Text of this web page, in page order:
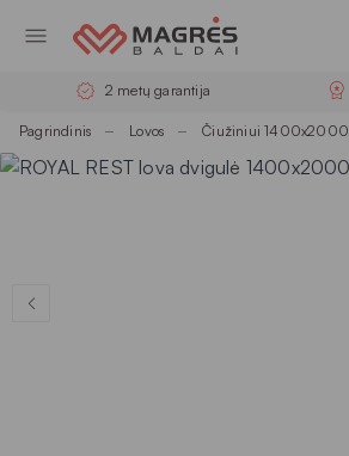
2 metų garantija
Pagrindinis Lovos Čiužiniui 1400x2000